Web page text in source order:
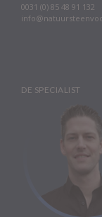
0031 (0) 85 48 91 132
DE SPECIALIST